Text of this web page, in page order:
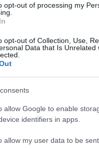
opt-out of processing my
opt-out of Collection, Use,
Data that Is
allow Google to enable
identifiers in apps.
allow my user data to be
Invia un